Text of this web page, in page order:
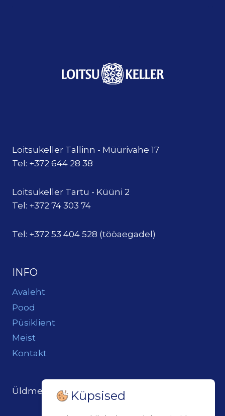
Loitsukeller Tallinn - Müürivahe 17
Tel: +372 644 28 38
Loitsukeller Tartu - Küüni 2
Tel: +372 74 303 74
Tel: +372 53 404 528 (tööaegadel)
INFO
Avaleht
Pood
Püsiklient
Meist
Kontakt
Üldmeil: loits@loitsukeller.ee
Küpsised